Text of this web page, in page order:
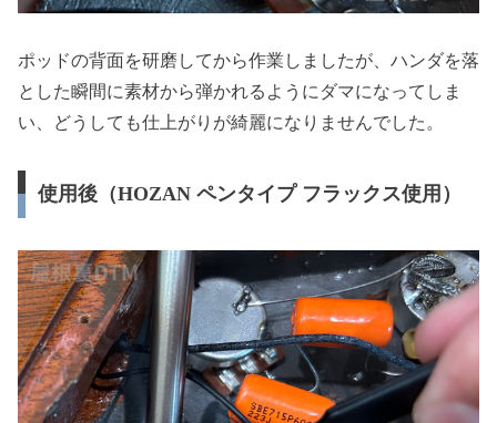
ポッドの背面を研磨してから作業しましたが、ハンダを落
とした瞬間に素材から弾かれるようにダマになってしま
い、どうしても仕上がりが綺麗になりませんでした。
使用後（HOZAN ペンタイプ フラックス使用）